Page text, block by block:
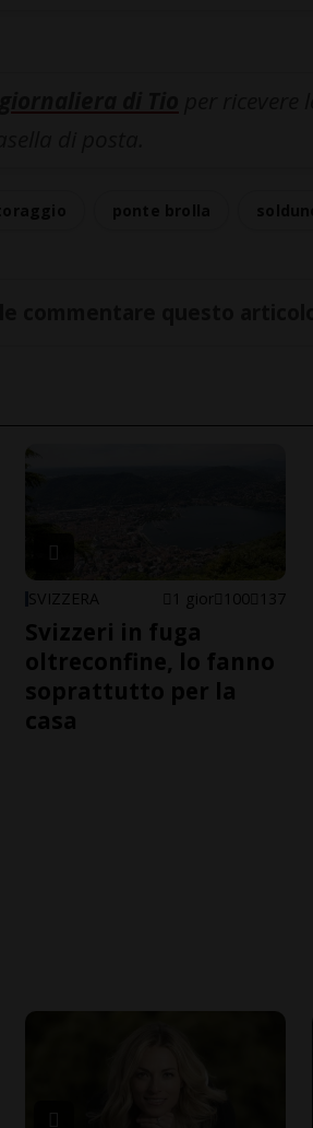
SVIZZERA 1 gior 100 137
Svizzeri in fuga
oltreconfine, lo fanno
soprattutto per la
casa